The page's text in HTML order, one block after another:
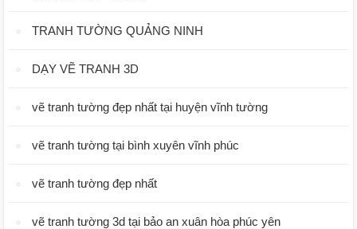
TRANH TƯỜNG QUẢNG NINH
DẠY VẼ TRANH 3D
vẽ tranh tường đẹp nhất tại huyện vĩnh tường
vẽ tranh tường tại bình xuyên vĩnh phúc
vẽ tranh tường đẹp nhất
vẽ tranh tường 3d tại bảo an xuân hòa phúc yên